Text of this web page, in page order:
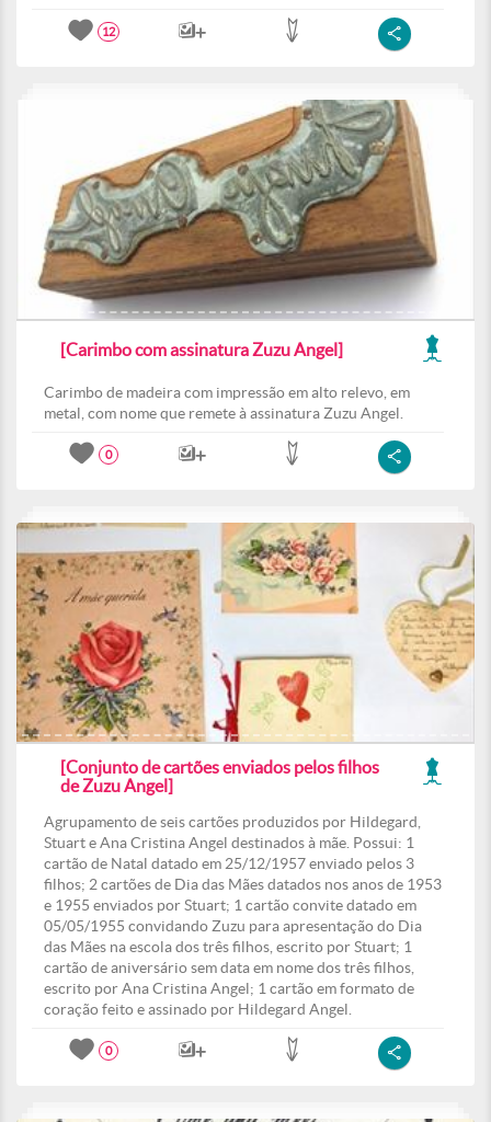
12
[Carimbo com assinatura Zuzu Angel]
Carimbo de madeira com impressão em alto relevo, em
metal, com nome que remete à assinatura Zuzu Angel.
0
[Conjunto de cartões enviados pelos filhos
de Zuzu Angel]
Agrupamento de seis cartões produzidos por Hildegard,
Stuart e Ana Cristina Angel destinados à mãe. Possui: 1
cartão de Natal datado em 25/12/1957 enviado pelos 3
filhos; 2 cartões de Dia das Mães datados nos anos de 1953
e 1955 enviados por Stuart; 1 cartão convite datado em
05/05/1955 convidando Zuzu para apresentação do Dia
das Mães na escola dos três filhos, escrito por Stuart; 1
cartão de aniversário sem data em nome dos três filhos,
escrito por Ana Cristina Angel; 1 cartão em formato de
coração feito e assinado por Hildegard Angel.
0